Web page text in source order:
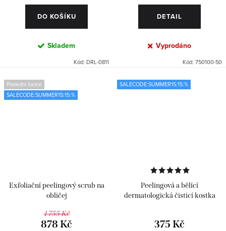
DO KOŠÍKU
Skladem
Kód: DRL-0811
DETAIL
Vyprodáno
Kód: 750100-50
Poslední šance
SALECODE:SUMMER15:15:%
Exfoliační peelingový scrub na
obličej
1 755 Kč
878 Kč
SALECODE:SUMMER15:15:%
Peelingová a bělící
dermatologická čisticí kostka
375 Kč